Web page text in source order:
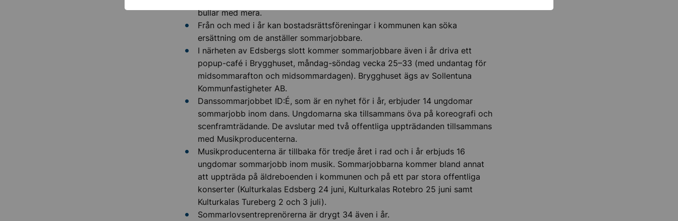
bullar med mera.
Från och med i år kan bostadsrättsföreningar i kommunen kan söka
ersättning om de anställer sommarjobbare.
I närheten av Edsbergs slott kommer sommarjobbare även i år driva ett
popup-café i Brygghuset, måndag-söndag vecka 25–33 (med undantag för
midsommarafton och midsommardagen). Brygghuset ägs av Sollentuna
Kommunfastigheter AB.
Danssommarjobbet ID:É, som är en nyhet för i år, erbjuder 14 ungdomar
sommarjobb inom dans. Ungdomarna ska tillsammans öva på koreografi och
scenframträdande. De avslutar med två offentliga uppträdanden tillsammans
med Musikproducenterna.
Musikproducenterna är tillbaka för tredje året i rad och i år erbjuds 16
ungdomar sommarjobb inom musik. Sommarjobbarna kommer bland annat
att uppträda på äldreboenden i kommunen och på ett par stora offentliga
konserter (Kulturkalas Edsberg 24 juni, Kulturkalas Rotebro 25 juni samt
Kulturkalas Tureberg 2 och 3 juli).
Sommarlovsentreprenörerna är drygt 34 även i år.